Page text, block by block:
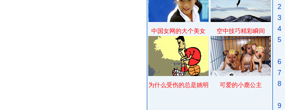
中国女网的大个美女 空中技巧精彩瞬间
为什么受伤的总是姚明 可爱的小鹿公主
2
3
4
5
6
7
8
9